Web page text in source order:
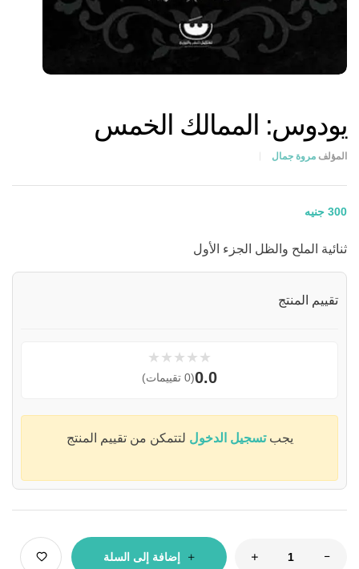
يودوس: الممالك الخمس
المؤلف مروة جمال
300 جنيه
ثنائية الملح والظل الجزء الأول
تقييم المنتج
★
★
★
★
★
0.0(0 تقييمات)
يجبتسجيل الدخول لتتمكن من تقييم المنتج
إضافة إلى السلة